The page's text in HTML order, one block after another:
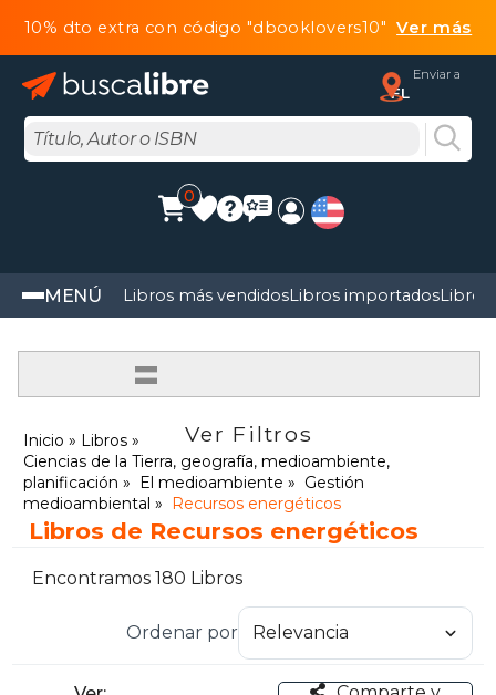
10% dto extra con código "dbooklovers10"Ver más
Enviar a
FL
0
MENÚ Libros más vendidosLibros importadosLibros
=
Ver Filtros
Inicio
Libros
Ciencias de la Tierra, geografía, medioambiente,
planificación
El medioambiente
Gestión
medioambiental
Recursos energéticos
Libros de Recursos energéticos
Encontramos 180 Libros
Ordenar por